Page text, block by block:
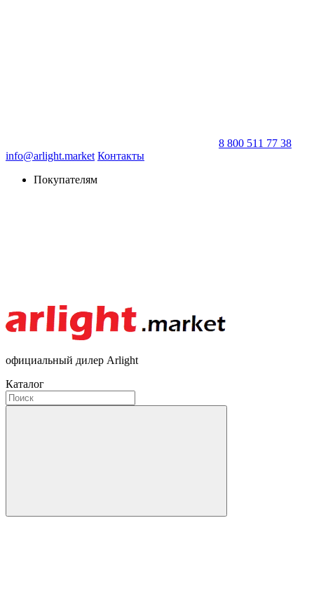
8 800 511 77 38
info@arlight.market Контакты
Покупателям
официальный дилер Arlight
Каталог